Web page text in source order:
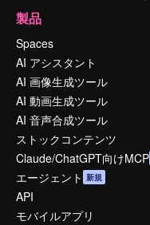
製品
Spaces
AI アシスタント
AI 画像生成ツール
AI 動画生成ツール
AI 音声合成ツール
ストックコンテンツ
Claude/ChatGPT向けMCP
エージェント 新規
API
モバイルアプリ